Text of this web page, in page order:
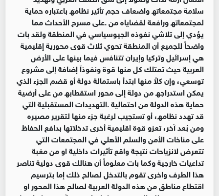
سلامة مجتمعاتھ واضعاف حجم تأثیر نظامھ باعتباره حمایة
لمجتمعاتھ ورافعة لقضایاه من .على مسرح الأحداث مما
یؤدي إلى تلاشي نفوذه الجیوسیاسي في المنطقة ولقد بات
واضحاً للجمیع أن المنطقة تحوي ثلاث قوى محوریة إقلیمیة
ھي إسرائیل وتركیا وإیران تتنافس فیما بینھا على الأرض
العربیة حیث تمتلك كل منھا قوة ونفوذاً إضافة إلى مشروع
توسعي، وإن كلاً منھا ابتدأ باستمالة دولة أو قضم الجزء الذي
یمكن استدراجھ من دولة إلى محور استقطابھ من على أرضیة
حمایة ھذه الدولة من احتمالیة .التھدیدات المستقبلیة التي
قد تھدد نظامھ، أو تستجیب لرغبة جزء منھا لتقریر مصیره
ومن بُعد آخر، تعزو قوة اقلیمیة أخرى تدخلاتھا بدافع الحفاظ
على مناخات الأمن والسلم الأھلي في المجتمعات التي
تتعرض لانزیاحات نتیجة واقع تأثیرات داخلیة او من مغبة
تداعیات خارجیة وكما بات معلوماً أن ھنالك قوى دولیة تناصر
ھذا الطرف واخرى تقوم بالتدخل لصالح ذلك إما بترسیم
اقتطاع مناطق من ھذه الدولة العربیة لصالح ھذا المحور او